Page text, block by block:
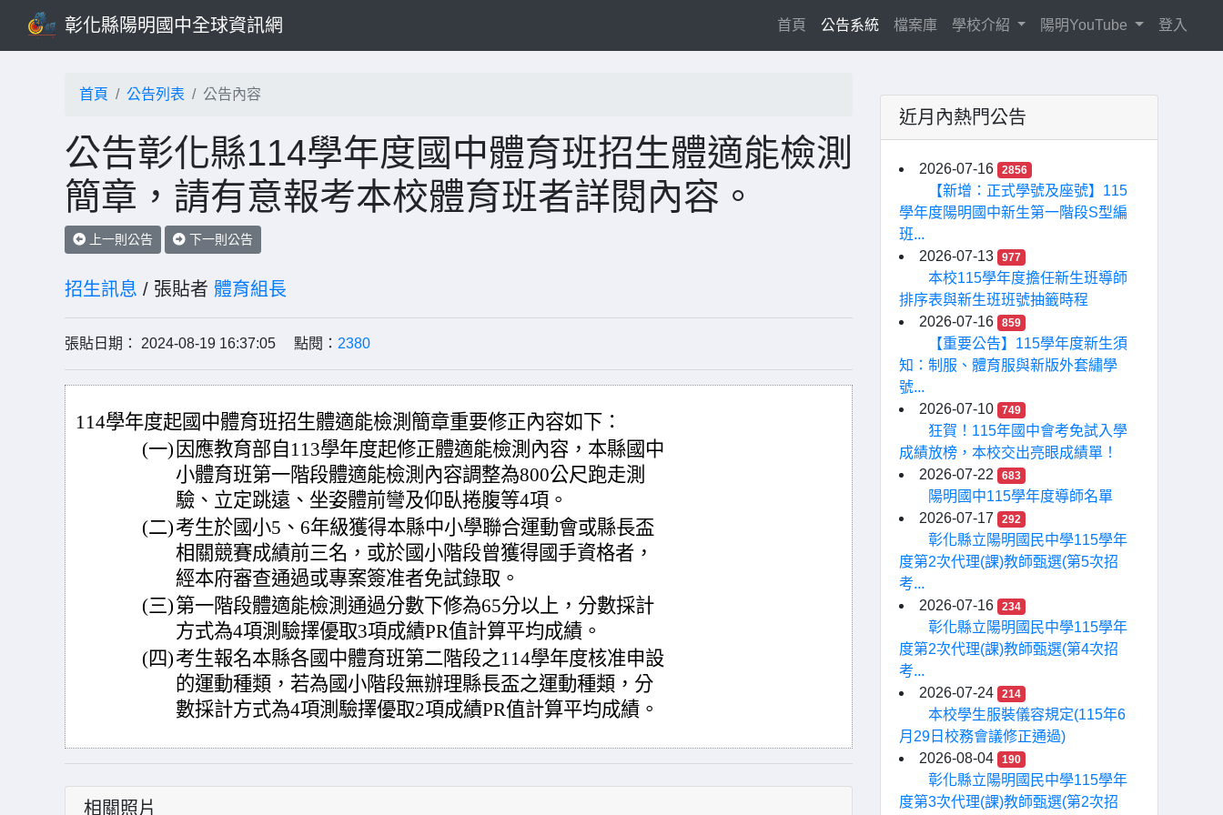
彰化縣陽明國中全球資訊網 首頁(current)
公告系統 檔案庫 學校介紹 陽明YouTube 登入
首頁 公告列表 公告內容
公告彰化縣114學年度國中體育班招生體適能檢測
簡章，請有意報考本校體育班者詳閱內容。
上一則公告 下一則公告
招生訊息 / 張貼者 體育組長
張貼日期： 2024-08-19 16:37:05 點閱： 2380
114學年度起國中體育班招生體適能檢測簡章重要修正內容如下：
(一) 因應教育部自113學年度起修正體適能檢測內容，本縣國中
小體育班第一階段體適能檢測內容調整為800公尺跑走測
驗、立定跳遠、坐姿體前彎及仰臥捲腹等4項。
(二)考生於國小5、6年級獲得本縣中小學聯合運動會或縣長盃
相關競賽成績前三名，或於國小階段曾獲得國手資格者，
經本府審查通過或專案簽准者免試錄取。
(三)第一階段體適能檢測通過分數下修為65分以上，分數採計
方式為4項測驗擇優取3項成績PR值計算平均成績。
(四)考生報名本縣各國中體育班第二階段之114學年度核准申設
的運動種類，若為國小階段無辦理縣長盃之運動種類，分
數採計方式為4項測驗擇優取2項成績PR值計算平均成績。
相關照片
近月內熱門公告
2026-07-16 2856
【新增：正式學號及座號】115
學年度陽明國中新生第一階段S型編
班...
2026-07-13
977
本校115學年度擔任新生班導師
排序表與新生班班號抽籤時程
2026-07-16
859
【重要公告】115學年度新生須
知：制服、體育服與新版外套繡學
號...
2026-07-10
749
狂賀！115年國中會考免試入學
成績放榜，本校交出亮眼成績單！
2026-07-22
683
陽明國中115學年度導師名單
2026-07-17
292
彰化縣立陽明國民中學115學年
度第2次代理(課)教師甄選(第5次招
考...
2026-07-16
234
彰化縣立陽明國民中學115學年
度第2次代理(課)教師甄選(第4次招
考...
2026-07-24
214
本校學生服裝儀容規定(115年6
月29日校務會議修正通過)
2026-08-04
190
彰化縣立陽明國民中學115學年
度第3次代理(課)教師甄選(第2次招